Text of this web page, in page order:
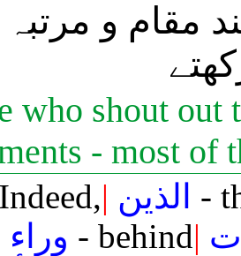
مقام و مرتبہ
who shout out
- most of
| الذين -
وراء - behind|